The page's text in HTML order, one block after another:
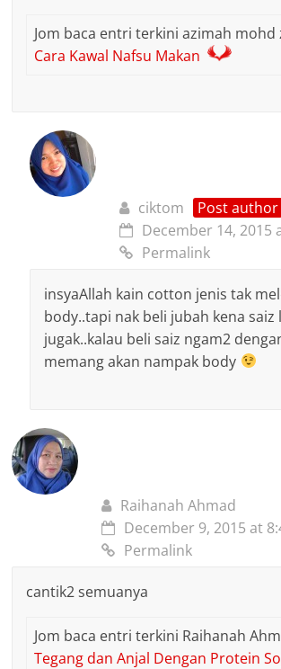
Jom baca entri terkini azimah
Cara Kawal Nafsu Makan
ciktom
Post author
December 14, 2015
Permalink
insyaAllah kain cotton jenis tak
body..tapi nak beli jubah kena saiz
jugak..kalau beli saiz ngam2
memang akan nampak body
Raihanah Ahmad
December 9, 2015 at
Permalink
cantik2 semuanya
Jom baca entri terkini Raihanah
Tegang dan Anjal Dengan Protein